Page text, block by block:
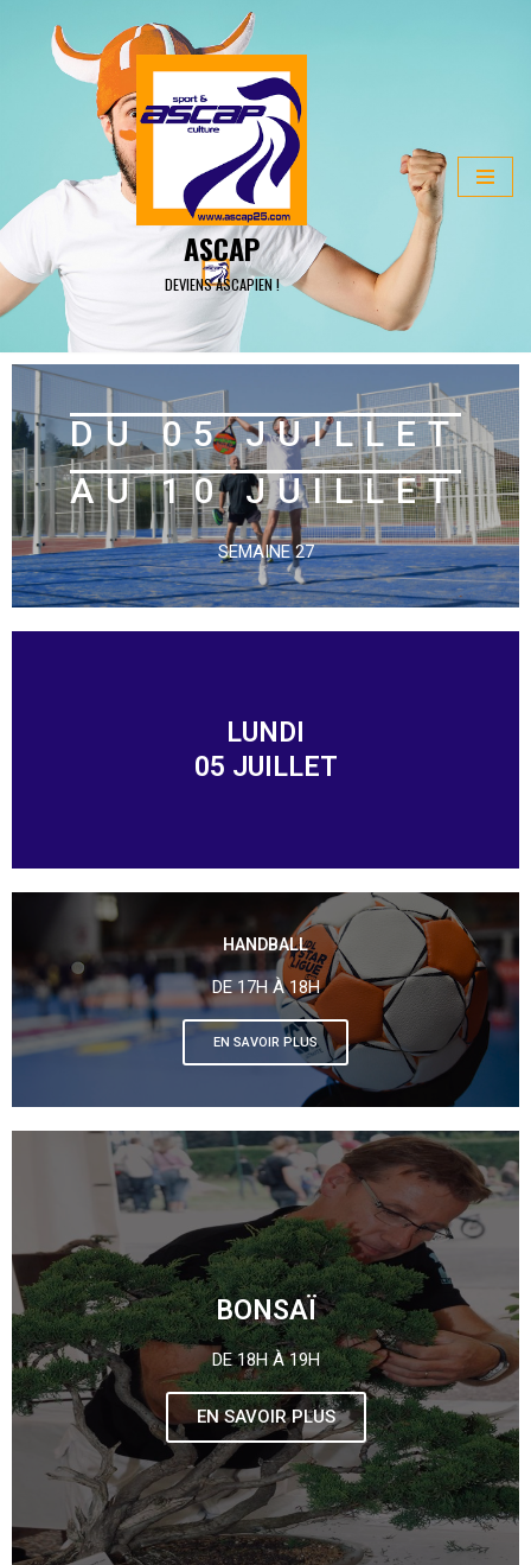
ALLER
ASCAP
DEVIENS ASCAPIEN !
DU 05 JUILLET
AU 10 JUILLET
SEMAINE 27
LUNDI
05 JUILLET
HANDBALL
DE 17H À 18H
EN SAVOIR PLUS
BONSAÏ
DE 18H À 19H
EN SAVOIR PLUS